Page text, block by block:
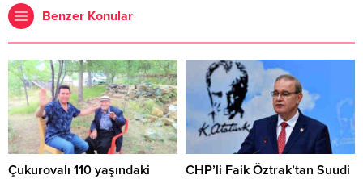
Benzer Konular
Çukurovalı 110 yaşındaki
CHP’li Faik Öztrak’tan Suudi